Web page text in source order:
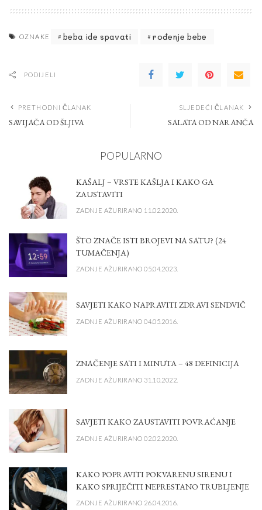
OZNAKE beba ide spavati rođenje bebe
PODIJELI
PRETHODNI ČLANAK
SAVIJAČA OD ŠLJIVA
SLJEDEĆI ČLANAK
SALATA OD NARANČA
POPULARNO
KAŠALJ – VRSTE KAŠLJA I KAKO GA
ZAUSTAVITI
ZADNJE AŽURIRANO 11.02.2020.
ŠTO ZNAČE ISTI BROJEVI NA SATU? (24
TUMAČENJA)
ZADNJE AŽURIRANO 05.04.2023.
SAVJETI KAKO NAPRAVITI ZDRAVI SENDVIČ
ZADNJE AŽURIRANO 04.05.2016.
ZNAČENJE SATI I MINUTA – 48 DEFINICIJA
ZADNJE AŽURIRANO 31.10.2022.
SAVJETI KAKO ZAUSTAVITI POVRAĆANJE
ZADNJE AŽURIRANO 02.02.2020.
KAKO POPRAVITI POKVARENU SIRENU I
KAKO SPRIJEČITI NEPRESTANO TRUBLJENJE
ZADNJE AŽURIRANO 26.04.2016.